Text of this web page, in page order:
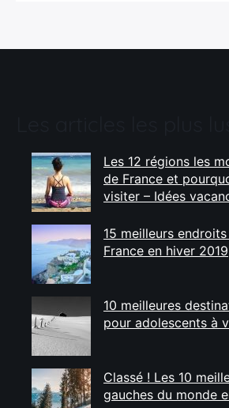
Les 12 régions les
de France et
visiter – Idées
15 meilleurs
France en hiver 2019
10 meilleures
pour adolescents à
Classé ! Les 10
gauches du monde